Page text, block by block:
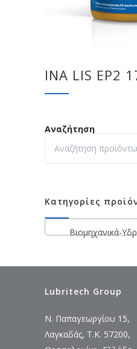
INA LIS EP2
Αναζήτηση
Κατηγορίες
Βιομηχανικά-
Lubritech Group
Ν. Παπαγεωργίου 15,
Λαγκαδάς, Τ.Κ. 57200,